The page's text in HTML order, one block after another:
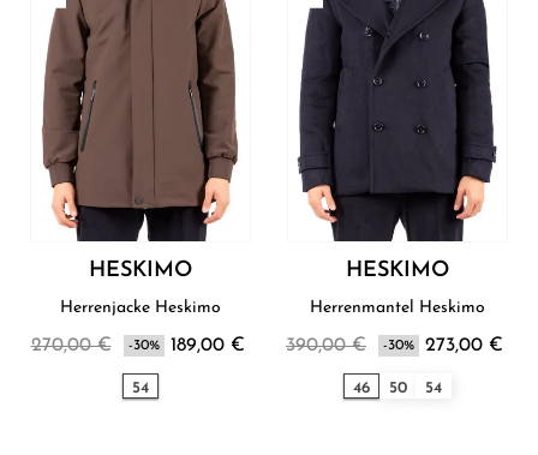
HESKIMO
Herrenjacke Heskimo
270,00 € -30% 189,00 €
54
HESKIMO
Herrenmantel Heskimo
390,00 € -30% 273,00 €
46 50 54